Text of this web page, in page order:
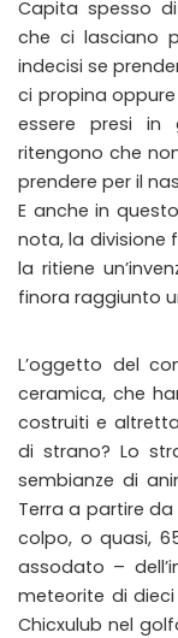
Capita spesso
che ci lasciano
indecisi se
ci propina
essere presi in
ritengono che
prendere per il
E anche in
nota, la divisione
la ritiene
finora raggiunto
L’oggetto del
ceramica, che
costruiti e
di strano? Lo
sembianze di
Terra a partire
colpo, o quasi,
assodato –
meteorite di
Chicxulub nel